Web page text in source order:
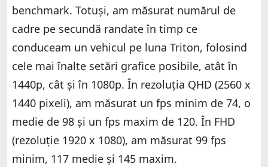
benchmark. Totuși, am măsurat numărul de
cadre pe secundă randate în timp ce
conduceam un vehicul pe luna Triton, folosind
cele mai înalte setări grafice posibile, atât în
1440p, cât și în 1080p. În rezoluția QHD (2560 x
1440 pixeli), am măsurat un fps minim de 74, o
medie de 98 și un fps maxim de 120. În FHD
(rezoluție 1920 x 1080), am măsurat 99 fps
minim, 117 medie și 145 maxim.